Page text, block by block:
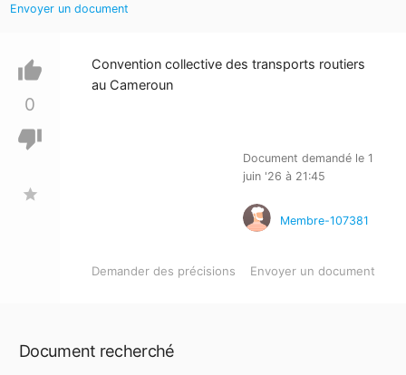
Envoyer un document
thumb_up
0
thumb_down
star
Convention collective des transports routiers
au Cameroun
Document demandé le 1
juin '26 à 21:45
Membre-107381
Demander des précisions Envoyer un document
Document recherché